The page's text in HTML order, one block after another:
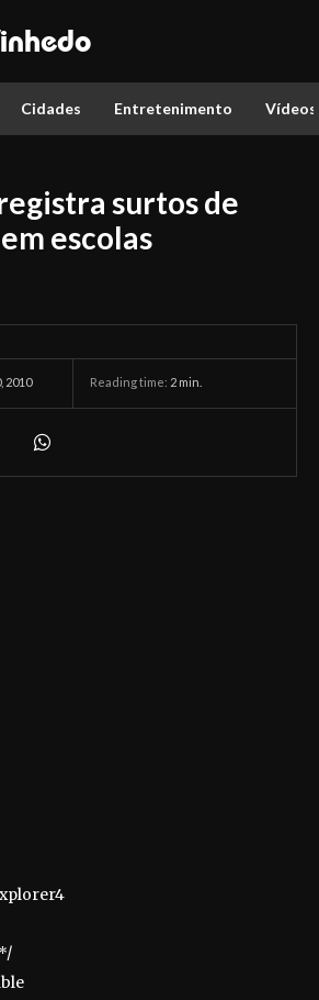
Cidades Entretenimento Vídeos
surtos de
escolas
2010 Reading time: 2 min.